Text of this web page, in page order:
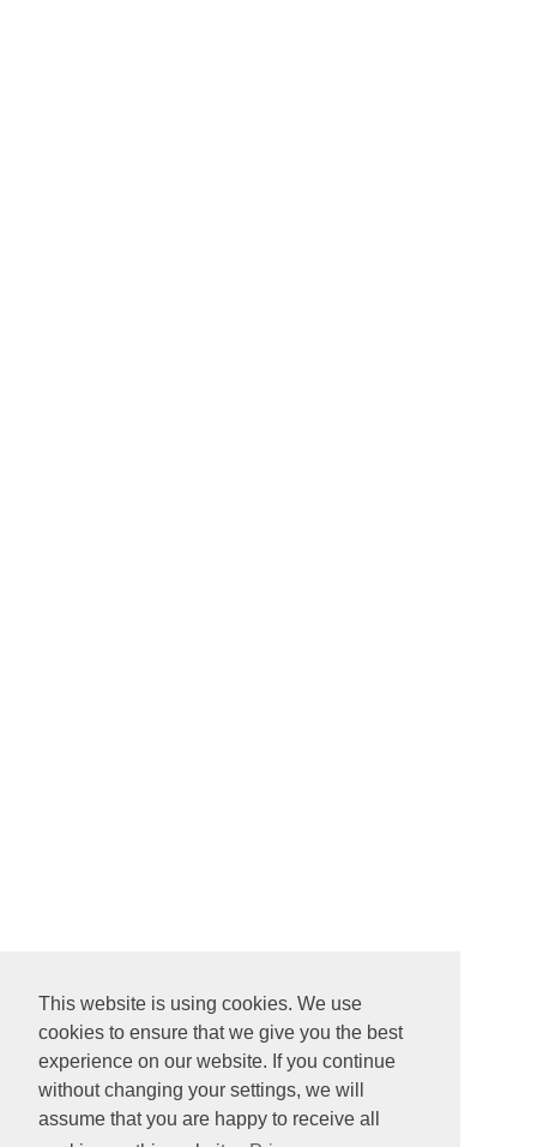
This website is using cookies. We use
cookies to ensure that we give you the best
experience on our website. If you continue
without changing your settings, we will
assume that you are happy to receive all